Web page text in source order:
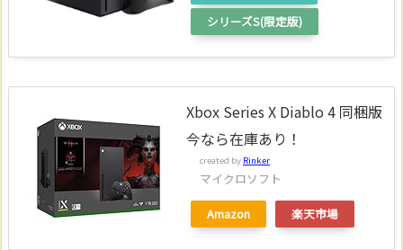
シリーズS(限定版)
Xbox Series X Diablo 4 同梱版
今なら在庫あり！
created by Rinker
マイクロソフト
Amazon 楽天市場